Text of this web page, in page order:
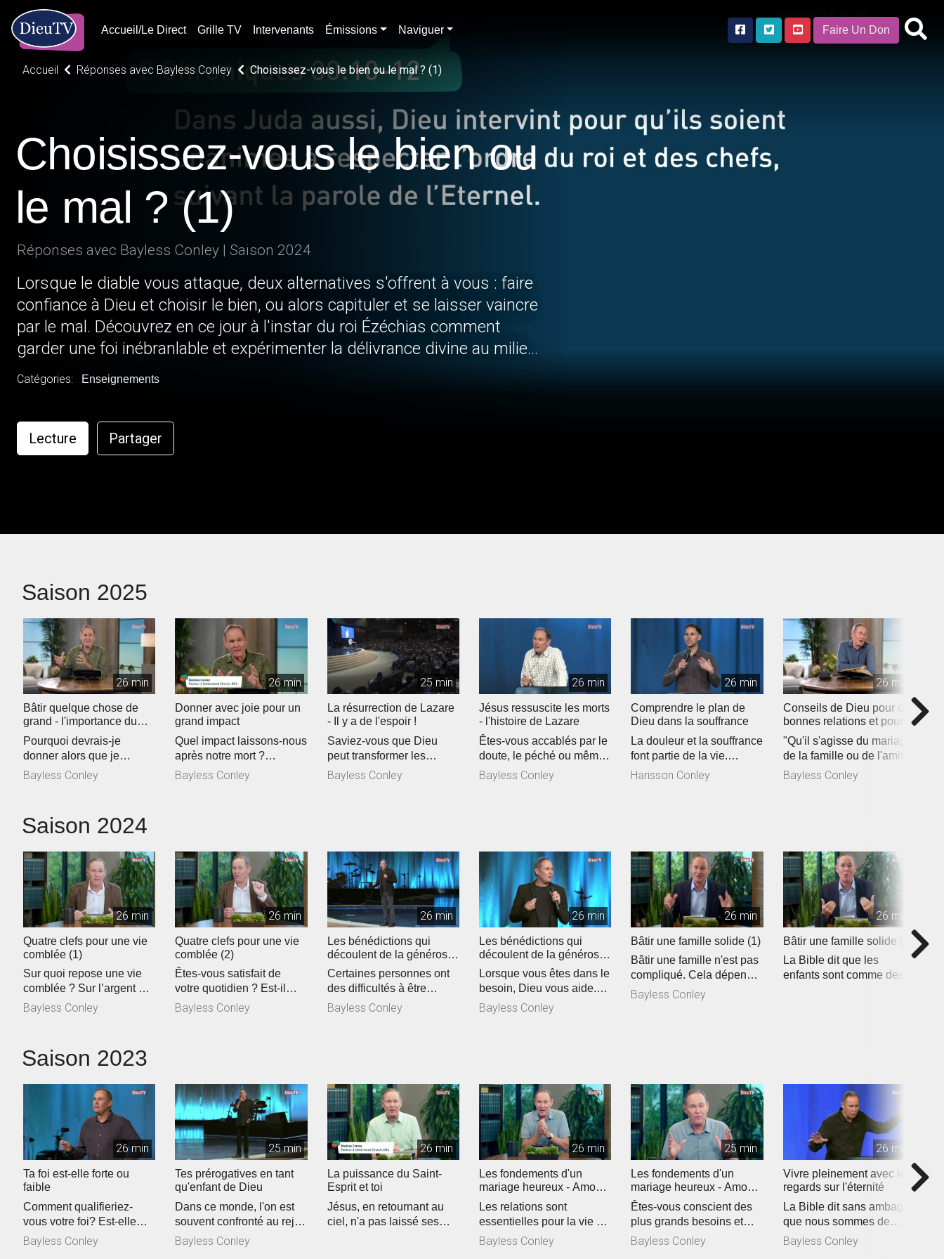
Accueil/Le Direct Grille TV Intervenants Émissions Naviguer Faire Un Don
Accueil Réponses avec Bayless Conley Choisissez-vous le bien ou le mal ? (1)
Choisissez-vous le bien ou
le mal ? (1)
Réponses avec Bayless Conley | Saison 2024
Lorsque le diable vous attaque, deux alternatives s'offrent à vous : faire
confiance à Dieu et choisir le bien, ou alors capituler et se laisser vaincre
par le mal. Découvrez en ce jour à l'instar du roi Ézéchias comment
garder une foi inébranlable et expérimenter la délivrance divine au milieu
des épreuves et de la persécution.
Catégories: Enseignements
Lecture Partager
Saison 2025
26 min
Bâtir quelque chose de
grand - l'importance du
don
Pourquoi devrais-je
donner alors que je
n'arrive pas à joindre les
deux bouts ?...
Bayless Conley
26 min
Donner avec joie pour un
grand impact
Quel impact laissons-nous
après notre mort ?
Bayless montre à la
lumière de 1...
Bayless Conley
25 min
La résurrection de Lazare
- Il y a de l'espoir !
Saviez-vous que Dieu
peut transformer les
moments les plus
désespérés de votr...
Bayless Conley
26 min
Jésus ressuscite les morts
- l'histoire de Lazare
Êtes-vous accablés par le
doute, le péché ou même
par des problèmes
imposs...
Bayless Conley
26 min
Comprendre le plan de
Dieu dans la souffrance
La douleur et la souffrance
font partie de la vie.
Quoique perçues comme
Harisson Conley
26 min
Conseils de Dieu pour de
bonnes relations et pour
un mariage solide
"Qu'il s'agisse du mariage,
de la famille ou de l'amitié,
nos relations marquen...
Bayless Conley
Saison 2024
26 min
Quatre clefs pour une vie
comblée (1)
Sur quoi repose une vie
comblée ? Sur l’argent ?
Sur la gloire ? Pour Bayl...
Bayless Conley
26 min
Quatre clefs pour une vie
comblée (2)
Êtes-vous satisfait de
votre quotidien ? Est-il
routinier et monotone ?
Désire...
Bayless Conley
26 min
Les bénédictions qui
découlent de la générosité
(1)
Certaines personnes ont
des difficultés à être
généreux et serviables. Or
Bayless Conley
26 min
Les bénédictions qui
découlent de la générosité
(2)
Lorsque vous êtes dans le
besoin, Dieu vous aide.
Quand vous êtes
désespéré...
Bayless Conley
26 min
Bâtir une famille solide (1)
Bâtir une famille n'est pas
compliqué. Cela dépend
d'une seule chose qui
fait...
Bayless Conley
26 min
Bâtir une famille solide (2)
La Bible dit que les
enfants sont comme des
Saison 2023
26 min
Ta foi est-elle forte ou
faible
Comment qualifieriez-
vous votre foi? Est-elle
forte ou faible en ce
moment? Vous...
Bayless Conley
25 min
Tes prérogatives en tant
qu'enfant de Dieu
Dans ce monde, l'on est
souvent confronté au rejet.
Pourtant, Jésus a tout
acc...
Bayless Conley
26 min
La puissance du Saint-
Esprit et toi
Jésus, en retournant au
ciel, n'a pas laissé ses
26 min
Les fondements d'un
mariage heureux - Amour
et respect (1)
Les relations sont
essentielles pour la vie de
chacun. Dans le cadre
matrimonial...
Bayless Conley
25 min
Les fondements d'un
mariage heureux - Amour
et respect (2)
Êtes-vous conscient des
plus grands besoins et
désirs de votre partenaire
? Ba...
Bayless Conley
26 min
Vivre pleinement avec les
regards sur l'éternité
La Bible dit sans ambages
que nous sommes de
passage dans ce monde
et qu'il n'es...
Bayless Conley